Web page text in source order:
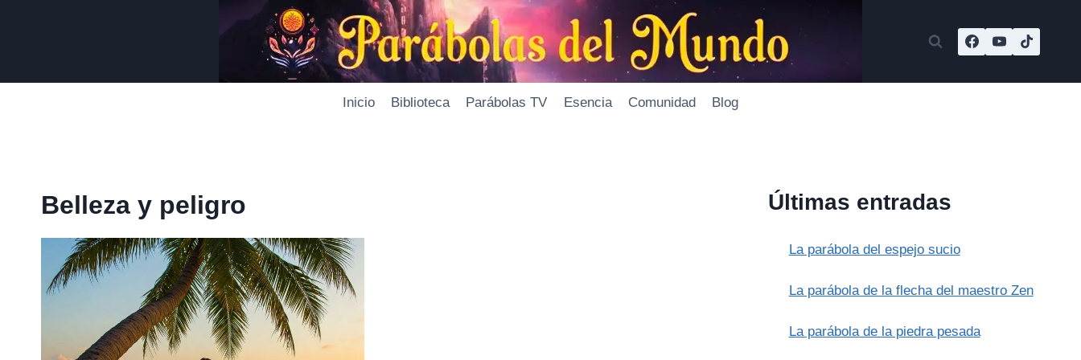
Inicio Biblioteca Parábolas TV Esencia Comunidad Blog
Belleza y peligro Últimas entradas
La parábola del espejo sucio
La parábola de la flecha del maestro Zen
La parábola de la piedra pesada